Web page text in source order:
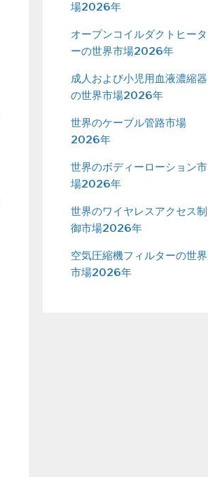
場2026年
オープンコイルダクトヒータ
ーの世界市場2026年
成人および小児用血液濃縮器
の世界市場2026年
世界のケーブル管路市場
2026年
世界のボディーローション市
場2026年
世界のワイヤレスアクセス制
御市場2026年
空気圧縮機フィルターの世界
市場2026年